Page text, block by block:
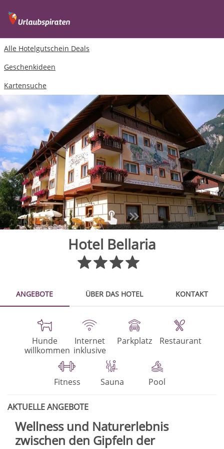
Alle Hotelgutschein Deals
Geschenkideen
Kartensuche
Hotel Bellaria
ANGEBOTE ÜBER DAS HOTEL KONTAKT
Hunde
willkommen
Internet
inklusive
Parkplatz Restaurant
Fitness Sauna Pool
AKTUELLE ANGEBOTE
Wellness und Naturerlebnis
zwischen den Gipfeln der